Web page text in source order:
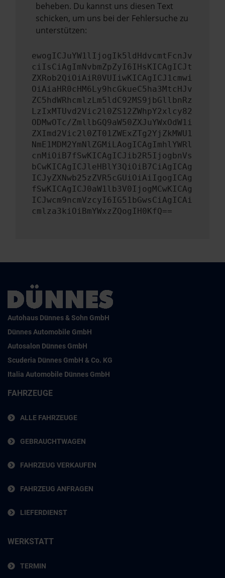
beheben. Du kannst uns diesen Text
schicken, um uns bei der Fehlersuche zu
unterstützen:
ewogICJuYW1lIjogIk5ldHdvcmtFcnJv
ciIsCiAgImNvbmZpZyI6IHsKICAgICJt
ZXRob2QiOiAiR0VUIiwKICAgICJ1cmwi
OiAiaHR0cHM6Ly9hcGkueC5ha3MtcHJv
ZC5hdWRhcmlzLm5ldC92MS9jbGllbnRz
LzIxMTUvd2Vic2l0ZS12ZWhpY2xlcy82
ODMwOTc/ZmllbGQ9aW50ZXJuYWxOdW1i
ZXImd2Vic2l0ZT01ZWExZTg2YjZkMWU1
NmE1MDM2YmNlZGMiLAogICAgImhlYWRl
cnMiOiB7fSwKICAgICJib2R5IjogbnVs
bCwKICAgICJleHBlY3QiOiB7CiAgICAg
ICJyZXNwb25zZVR5cGUiOiAiIgogICAg
fSwKICAgICJ0aW1lb3V0IjogMCwKICAg
ICJwcm9ncmVzcyI6IG51bGwsCiAgICAi
cmlza3kiOiBmYWxzZQogIH0KfQ==
Autohaus Dünnes & Sohn GmbH
Dünnes Automobile GmbH
Autosalon Dünnes GmbH
Scuderia Dünnes GmbH & Co. KG
Italia Automobile Dünnes GmbH
FAHRZEUGE
ALLE FAHRZEUGE
GEBRAUCHTWAGEN
FAHRZEUG VERKAUFEN
FAHRZEUG ANFRAGEN
LIEFERDIENST
WERKSTATT
TERMIN